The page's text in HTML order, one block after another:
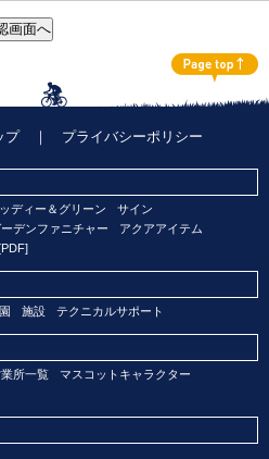
プ｜ プライバシーポリシー
ディー＆グリーン
サイン
ーデンファニチャー
アクアアイテム
施設 テクニカルサポート
所一覧
マスコットキャラクター